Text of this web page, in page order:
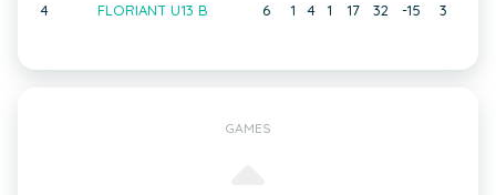
4 FLORIANT U13 B 6 1 4 1 17 32 -15 3
GAMES